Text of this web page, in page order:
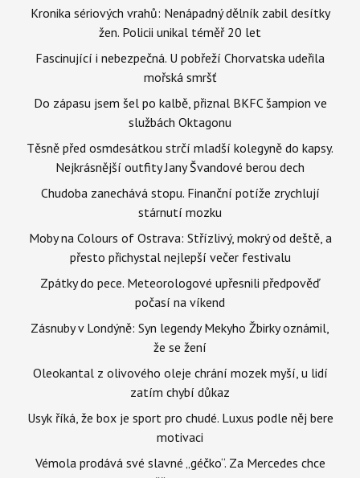
Kronika sériových vrahů: Nenápadný dělník zabil desítky
žen. Policii unikal téměř 20 let
Fascinující i nebezpečná. U pobřeží Chorvatska udeřila
mořská smršť
Do zápasu jsem šel po kalbě, přiznal BKFC šampion ve
službách Oktagonu
Těsně před osmdesátkou strčí mladší kolegyně do kapsy.
Nejkrásnější outfity Jany Švandové berou dech
Chudoba zanechává stopu. Finanční potíže zrychlují
stárnutí mozku
Moby na Colours of Ostrava: Střízlivý, mokrý od deště, a
přesto přichystal nejlepší večer festivalu
Zpátky do pece. Meteorologové upřesnili předpověď
počasí na víkend
Zásnuby v Londýně: Syn legendy Mekyho Žbirky oznámil,
že se žení
Oleokantal z olivového oleje chrání mozek myší, u lidí
zatím chybí důkaz
Usyk říká, že box je sport pro chudé. Luxus podle něj bere
motivaci
Vémola prodává své slavné „géčko“. Za Mercedes chce